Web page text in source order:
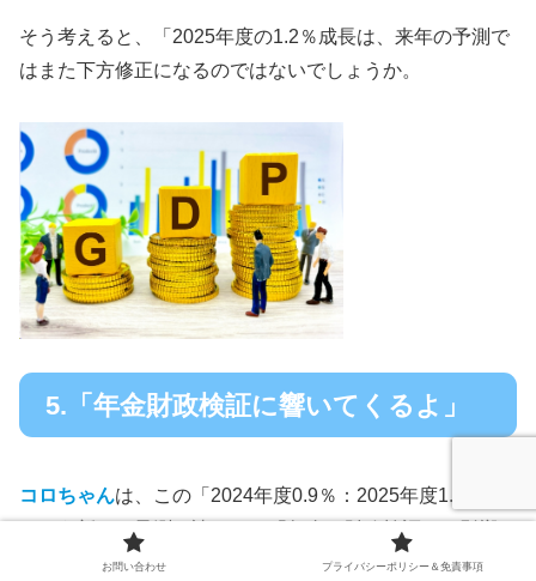
そう考えると、「2025年度の1.2％成長は、来年の予測で
はまた下方修正になるのではないでしょうか。
5.「年金財政検証に響いてくるよ」
コロちゃんは、この「2024年度0.9％：2025年度1.2％」
という新しい予測を読んで、「年金の財政検証」に影響し
てくると考えましたね。
お問い合わせ プライバシーポリシー＆免責事項